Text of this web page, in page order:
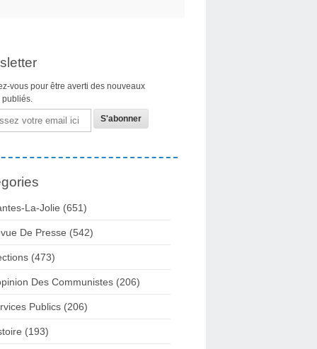
vous pour être averti des nouveaux
publiés.
La-Jolie (651)
De Presse (542)
(473)
Des Communistes (206)
Publics (206)
(193)